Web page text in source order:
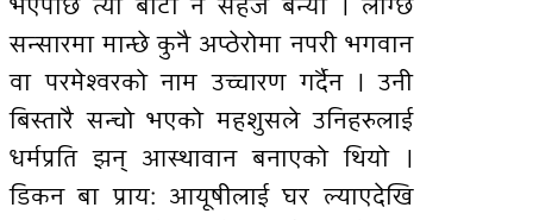
भएपछि त्यो बाटो नै सहज बन्यो । लाग्छ
सन्सारमा मान्छे कुनै अप्ठेरोमा नपरी भगवान
वा परमेश्वरको नाम उच्चारण गर्दैन । उनी
बिस्तारै सन्चो भएको महशुसले उनिहरुलाई
धर्मप्रति झन् आस्थावान बनाएको थियो ।
डिकन बा प्रायः आयूषीलाई घर ल्याएदेखि